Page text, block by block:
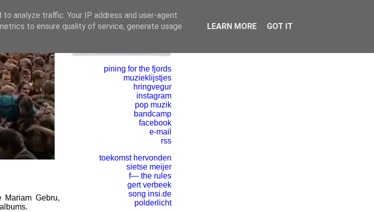
Mariam Gebru,
pining for the fjords
muzieklijstjes
hringvegur
instagram
pop muzik
bandcamp
facebook
e-mail
rss
toekomst hervonden
sietse meijer
f— the rules
gert verbeek
song insi.de
polderlicht
analyze traffic. Your IP address and user-agent
to ensure quality of service, generate usage
LEARN MORE GOT IT